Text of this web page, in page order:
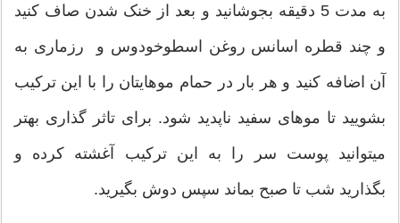
به مدت 5 دقیقه بجوشانید و بعد از خنک شدن صاف کنید
و چند قطره اسانس روغن اسطوخودوس و رزماری به
آن اضافه کنید و هر بار در حمام موهایتان را با این ترکیب
بشویید تا موهای سفید ناپدید شود. برای تاثر گذاری بهتر
میتوانید پوست سر را به این ترکیب آغشته کرده و
بگذارید شب تا صبح بماند سپس دوش بگیرید.